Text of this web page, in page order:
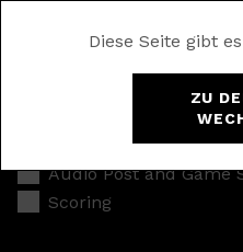
Diese Seite gibt
ZU
Music Production
Audio Post and Game
Scoring